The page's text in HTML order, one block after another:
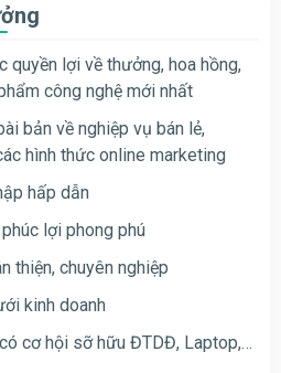
lợi về thưởng, hoa hồng,
công nghệ mới nhất
bản về nghiệp vụ bán lẻ,
hình thức online marketing
hấp dẫn
lợi phong phú
thiện, chuyên nghiệp
kinh doanh
cơ hội sỡ hữu ĐTDĐ, Laptop,…